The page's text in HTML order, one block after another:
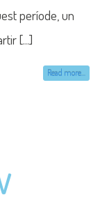
període, un
[...]
Read more...